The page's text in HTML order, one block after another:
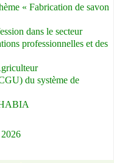
« Fabrication de savon
dans le secteur
professionnelles et des
du système de